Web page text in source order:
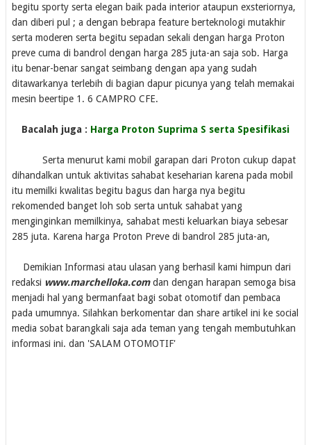
begitu sporty serta elegan baik pada interior ataupun exsteriornya,
dan diberi pul ; a dengan bebrapa feature berteknologi mutakhir
serta moderen serta begitu sepadan sekali dengan harga Proton
preve cuma di bandrol dengan harga 285 juta-an saja sob. Harga
itu benar-benar sangat seimbang dengan apa yang sudah
ditawarkanya terlebih di bagian dapur picunya yang telah memakai
mesin beertipe 1. 6 CAMPRO CFE.
Bacalah juga : Harga Proton Suprima S serta Spesifikasi
Serta menurut kami mobil garapan dari Proton cukup dapat
dihandalkan untuk aktivitas sahabat keseharian karena pada mobil
itu memilki kwalitas begitu bagus dan harga nya begitu
rekomended banget loh sob serta untuk sahabat yang
menginginkan memilkinya, sahabat mesti keluarkan biaya sebesar
285 juta. Karena harga Proton Preve di bandrol 285 juta-an,
Demikian Informasi atau ulasan yang berhasil kami himpun dari
redaksi www.marchelloka.comdan dengan harapan semoga bisa
menjadi hal yang bermanfaat bagi sobat otomotif dan pembaca
pada umumnya. Silahkan berkomentar dan share artikel ini ke social
media sobat barangkali saja ada teman yang tengah membutuhkan
informasi ini. dan 'SALAM OTOMOTIF'